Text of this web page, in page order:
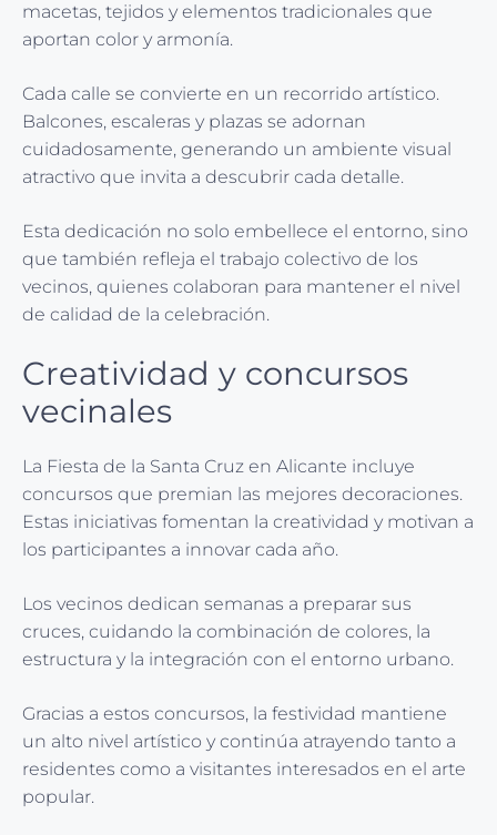
macetas, tejidos y elementos tradicionales que
aportan color y armonía.
Cada calle se convierte en un recorrido artístico.
Balcones, escaleras y plazas se adornan
cuidadosamente, generando un ambiente visual
atractivo que invita a descubrir cada detalle.
Esta dedicación no solo embellece el entorno, sino
que también refleja el trabajo colectivo de los
vecinos, quienes colaboran para mantener el nivel
de calidad de la celebración.
Creatividad y concursos
vecinales
La Fiesta de la Santa Cruz en Alicante incluye
concursos que premian las mejores decoraciones.
Estas iniciativas fomentan la creatividad y motivan a
los participantes a innovar cada año.
Los vecinos dedican semanas a preparar sus
cruces, cuidando la combinación de colores, la
estructura y la integración con el entorno urbano.
Gracias a estos concursos, la festividad mantiene
un alto nivel artístico y continúa atrayendo tanto a
residentes como a visitantes interesados en el arte
popular.